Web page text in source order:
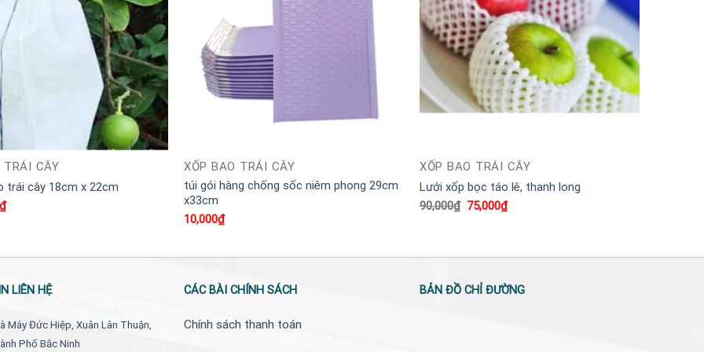
TRÁI CÂY
trái cây 18cm x 22cm
₫Giá
hiện
XỐP BAO TRÁI CÂY
túi gói hàng chống sốc niêm phong 29cm
x33cm
10,000₫
XỐP BAO TRÁI CÂY
Lưới xốp bọc táo lê, thanh long
90,000₫ Giá
75,000₫Giá
hiện
LIÊN HỆ
Máy Đức Hiệp, Xuân Lân Thuận,
Phố Bắc Ninh
CÁC BÀI CHÍNH SÁCH
Chính sách thanh toán
BẢN ĐỒ CHỈ ĐƯỜNG